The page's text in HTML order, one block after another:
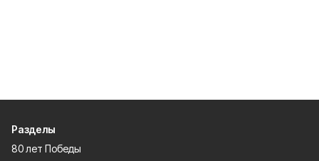
Разделы
80 лет Победы